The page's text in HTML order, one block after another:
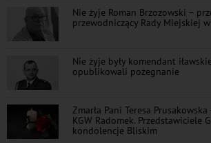
Nie żyje Roman Brzozowski –
przewodniczący Rady Miejskiej w
Nie żyje były komendant
opublikowali pożegnanie
Zmarła Pani Teresa
KGW Radomek. Przedstawiciele
kondolencje Bliskim